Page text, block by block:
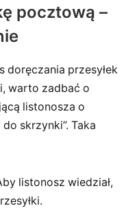
pocztową –
doręczania przesyłek
warto zadbać o
listonosza o
skrzynki”. Taka
listonosz wiedział,